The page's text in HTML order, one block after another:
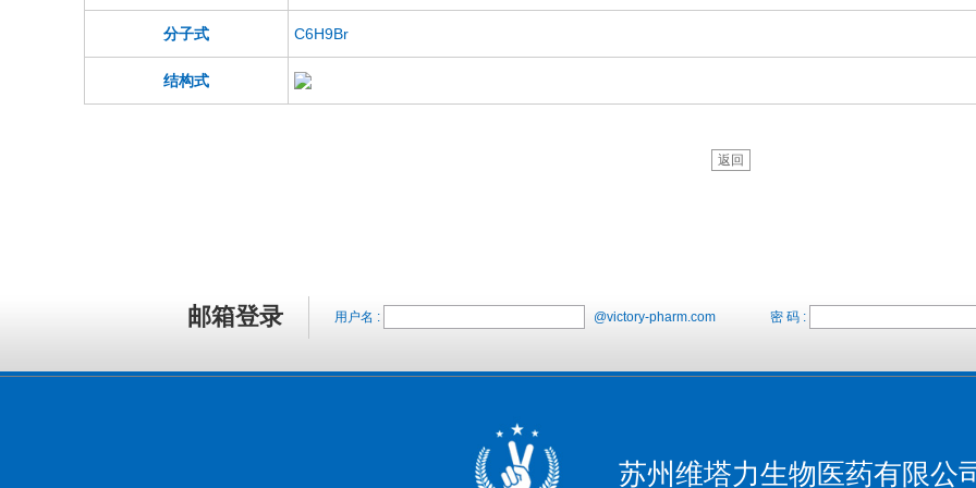
分子式 C6H9Br
结构式
返回
邮箱登录 用户名 : @victory-pharm.com 密 码 :
苏州维塔力生物医药有限公